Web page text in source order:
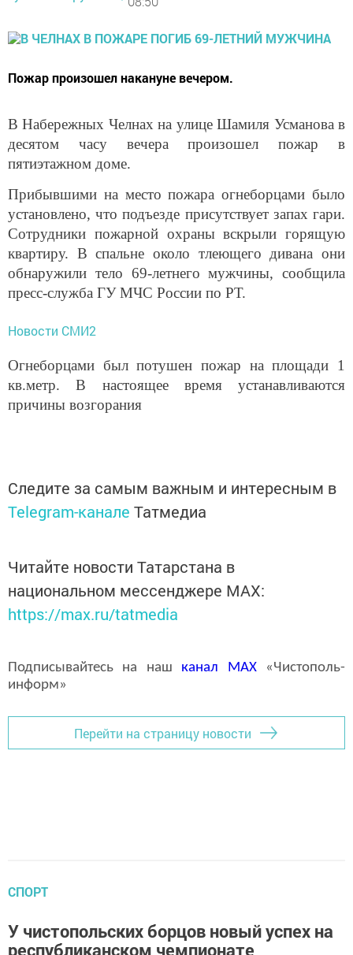
Пожар произошел накануне вечером.
В Набережных Челнах на улице Шамиля Усманова в
десятом часу вечера произошел пожар в
пятиэтажном доме.
Прибывшими на место пожара огнеборцами было
установлено, что подъезде присутствует запах гари.
Сотрудники пожарной охраны вскрыли горящую
квартиру. В спальне около тлеющего дивана они
обнаружили тело 69-летнего мужчины, сообщила
пресс-служба ГУ МЧС России по РТ.
Новости СМИ2
Огнеборцами был потушен пожар на площади 1
кв.метр. В настоящее время устанавливаются
причины возгорания
Следите за самым важным и интересным в
Telegram-канале Татмедиа
Читайте новости Татарстана в
национальном мессенджере MАХ:
https://max.ru/tatmedia
Подписывайтесь на наш канал MAX«Чистополь-
информ»
Перейти на страницу новости
СПОРТ
У чистопольских борцов новый успех на
республиканском чемпионате